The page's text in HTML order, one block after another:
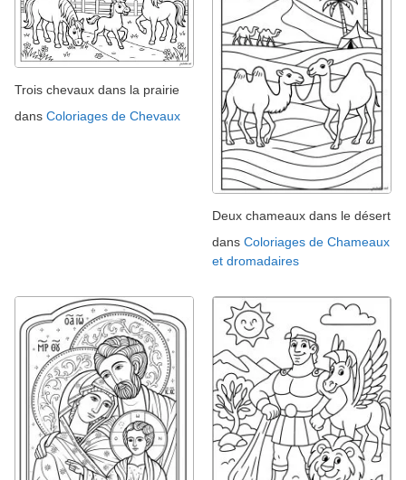
Trois chevaux dans la prairie
dans Coloriages de Chevaux
Deux chameaux dans le désert
dans Coloriages de Chameaux
et dromadaires